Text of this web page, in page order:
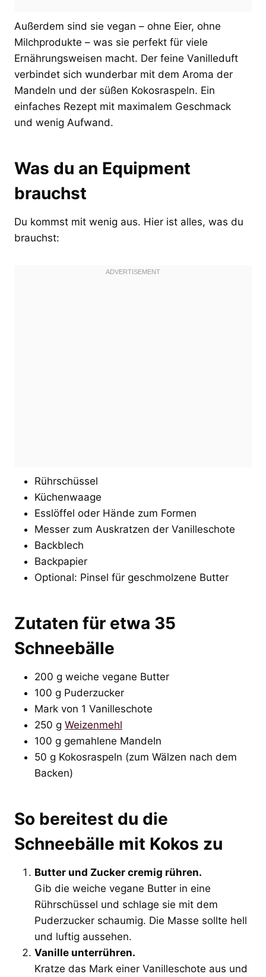
Außerdem sind sie vegan – ohne Eier, ohne
Milchprodukte – was sie perfekt für viele
Ernährungsweisen macht. Der feine Vanilleduft
verbindet sich wunderbar mit dem Aroma der
Mandeln und der süßen Kokosraspeln. Ein
einfaches Rezept mit maximalem Geschmack
und wenig Aufwand.
Was du an Equipment
brauchst
Du kommst mit wenig aus. Hier ist alles, was du
brauchst:
Rührschüssel
Küchenwaage
Esslöffel oder Hände zum Formen
Messer zum Auskratzen der Vanilleschote
Backblech
Backpapier
Optional: Pinsel für geschmolzene Butter
Zutaten für etwa 35
Schneebälle
200 g weiche vegane Butter
100 g Puderzucker
Mark von 1 Vanilleschote
250 g Weizenmehl
100 g gemahlene Mandeln
50 g Kokosraspeln (zum Wälzen nach dem
Backen)
So bereitest du die
Schneebälle mit Kokos zu
Butter und Zucker cremig rühren.
Gib die weiche vegane Butter in eine
Rührschüssel und schlage sie mit dem
Puderzucker schaumig. Die Masse sollte hell
und luftig aussehen.
Vanille unterrühren.
Kratze das Mark einer Vanilleschote aus und